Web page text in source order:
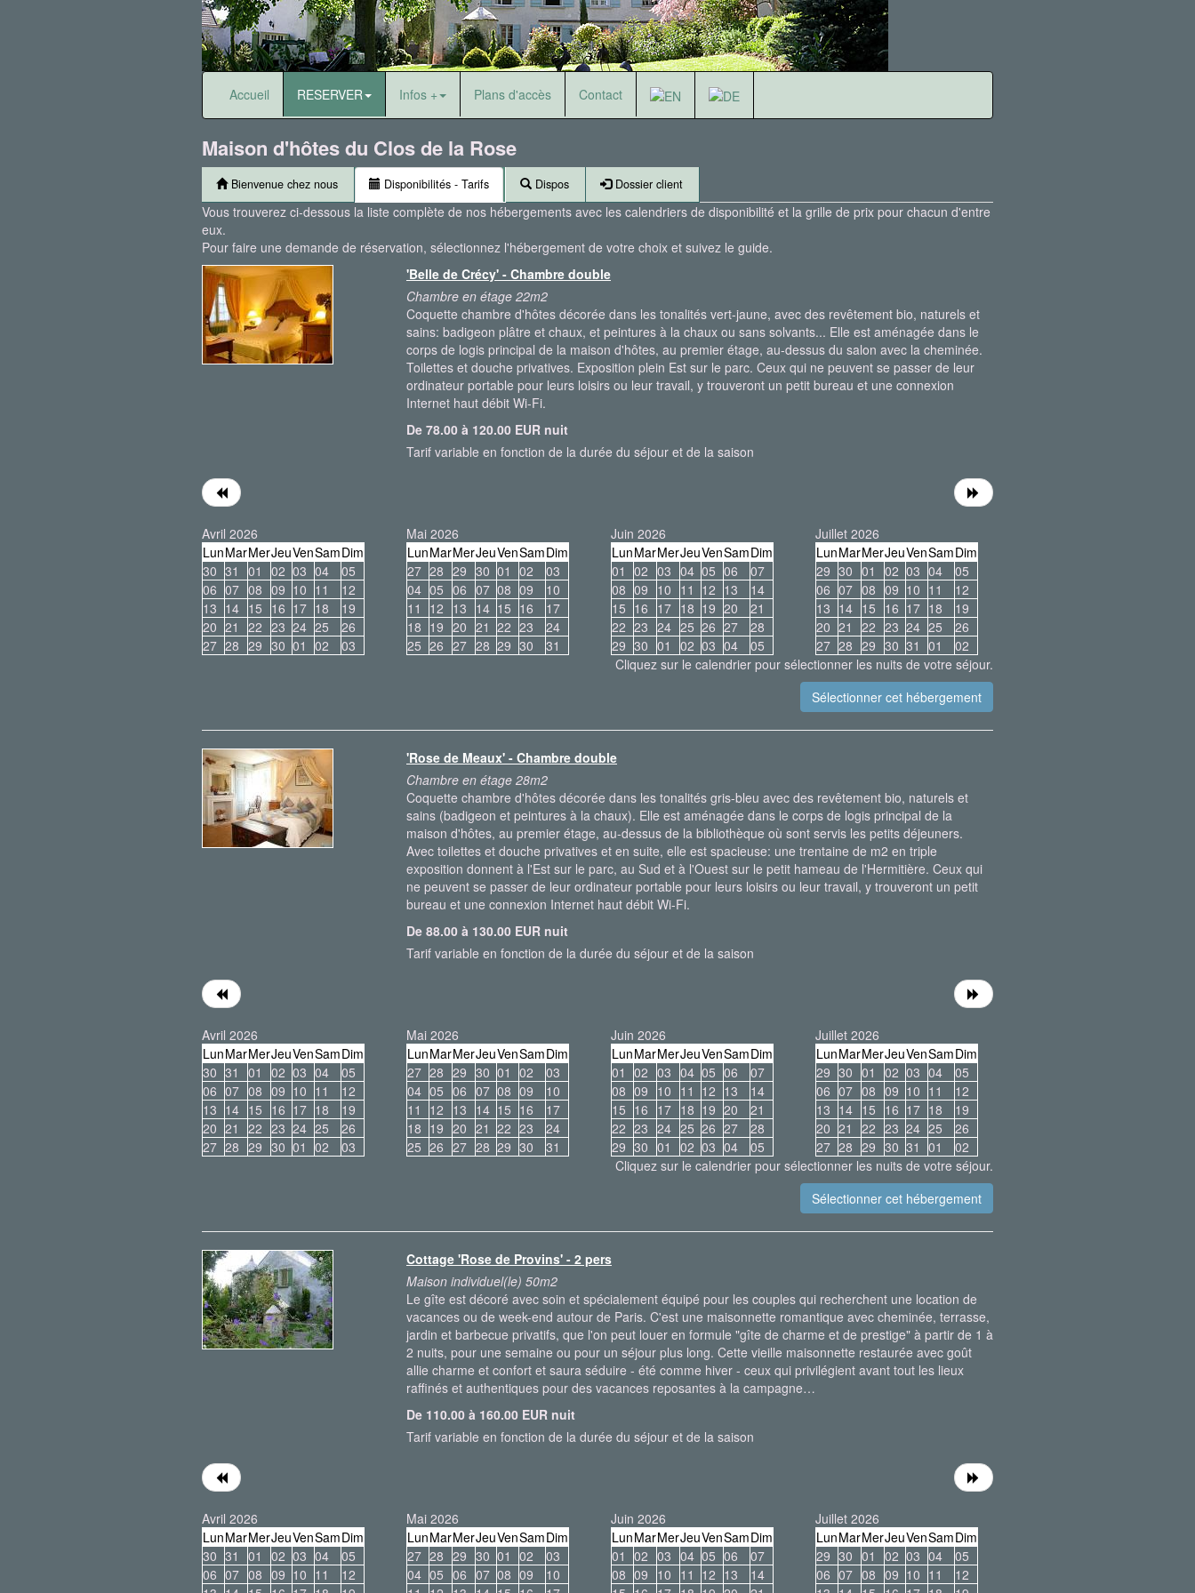
Accueil RESERVER Infos + Plans d'accès Contact
Maison d'hôtes du Clos de la Rose
Bienvenue chez nous Disponibilités - Tarifs Dispos Dossier client
Vous trouverez ci-dessous la liste complète de nos hébergements avec les calendriers de disponibilité et la grille de prix pour chacun d'entre
eux.
Pour faire une demande de réservation, sélectionnez l'hébergement de votre choix et suivez le guide.
'Belle de Crécy' - Chambre double
Chambre en étage 22m2
Coquette chambre d'hôtes décorée dans les tonalités vert-jaune, avec des revêtement bio, naturels et
sains: badigeon plâtre et chaux, et peintures à la chaux ou sans solvants... Elle est aménagée dans le
corps de logis principal de la maison d'hôtes, au premier étage, au-dessus du salon avec la cheminée.
Toilettes et douche privatives. Exposition plein Est sur le parc. Ceux qui ne peuvent se passer de leur
ordinateur portable pour leurs loisirs ou leur travail, y trouveront un petit bureau et une connexion
Internet haut débit Wi-Fi.
De 78.00 à 120.00 EUR nuit
Tarif variable en fonction de la durée du séjour et de la saison
Avril 2026
LunMarMerJeuVenSamDim
30 31 01 02 03 04
05
06 07 08 09 10 11
12
13 14 15 16 17 18
19
20 21 22 23 24 25
26
27 28 29 30 01 02 03
Mai 2026
LunMarMerJeuVenSamDim
27 28 29 30 01 02
03
04 05 06 07 08 09
10
11
12 13 14 15 16
17
18 19 20 21 22 23
24
25 26 27 28 29 30 31
Juin 2026
LunMarMerJeuVenSamDim
01 02 03 04 05 06
07
08 09 10 11 12 13
14
15 16 17 18 19 20
21
22 23 24 25 26 27
28
29 30 01 02 03 04 05
Juillet 2026
LunMarMerJeuVenSamDim
29 30 01 02 03 04
05
06 07 08 09 10 11
12
13 14 15 16 17 18
19
20 21 22 23 24 25
26
27 28 29 30 31 01
02
Cliquez sur le calendrier pour sélectionner les nuits de votre séjour.
'Rose de Meaux' - Chambre double
Chambre en étage 28m2
Coquette chambre d'hôtes décorée dans les tonalités gris-bleu avec des revêtement bio, naturels et
sains (badigeon et peintures à la chaux). Elle est aménagée dans le corps de logis principal de la
maison d'hôtes, au premier étage, au-dessus de la bibliothèque où sont servis les petits déjeuners.
Avec toilettes et douche privatives et en suite, elle est spacieuse: une trentaine de m2 en triple
exposition donnent à l'Est sur le parc, au Sud et à l'Ouest sur le petit hameau de l'Hermitière. Ceux qui
ne peuvent se passer de leur ordinateur portable pour leurs loisirs ou leur travail, y trouveront un petit
bureau et une connexion Internet haut débit Wi-Fi.
De 88.00 à 130.00 EUR nuit
Tarif variable en fonction de la durée du séjour et de la saison
Avril 2026
LunMarMerJeuVenSamDim
30 31 01 02 03 04
05
06 07 08 09 10 11
12
13 14 15 16 17 18
19
20 21 22 23 24 25
26
27 28 29 30 01 02 03
Mai 2026
LunMarMerJeuVenSamDim
27 28 29 30 01 02
03
04 05 06 07 08 09
10
11
12 13 14 15 16
17
18 19 20 21 22 23
24
25 26 27 28 29 30 31
Juin 2026
LunMarMerJeuVenSamDim
01 02 03 04 05 06
07
08 09 10 11 12 13
14
15 16 17 18 19 20
21
22 23 24 25 26 27
28
29 30 01 02 03 04 05
Juillet 2026
LunMarMerJeuVenSamDim
29 30 01 02 03 04
05
06 07 08 09 10 11
12
13 14 15 16 17 18
19
20 21 22 23 24 25
26
27 28 29 30 31 01
02
Cliquez sur le calendrier pour sélectionner les nuits de votre séjour.
Cottage 'Rose de Provins' - 2 pers
Maison individuel(le) 50m2
Le gîte est décoré avec soin et spécialement équipé pour les couples qui recherchent une location de
vacances ou de week-end autour de Paris. C'est une maisonnette romantique avec cheminée, terrasse,
jardin et barbecue privatifs, que l'on peut louer en formule "gîte de charme et de prestige" à partir de 1 à
2 nuits, pour une semaine ou pour un séjour plus long. Cette vieille maisonnette restaurée avec goût
allie charme et confort et saura séduire - été comme hiver - ceux qui privilégient avant tout les lieux
raffinés et authentiques pour des vacances reposantes à la campagne…
De 110.00 à 160.00 EUR nuit
Tarif variable en fonction de la durée du séjour et de la saison
Avril 2026
LunMarMerJeuVenSamDim
30 31 01 02 03 04
05
06 07 08 09 10 11
12
Mai 2026
LunMarMerJeuVenSamDim
27 28 29 30 01 02
03
04 05 06 07 08 09
10
Juin 2026
LunMarMerJeuVenSamDim
01 02 03 04 05 06
07
08 09 10 11 12 13
14
Juillet 2026
LunMarMerJeuVenSamDim
29 30 01 02 03 04
05
06 07 08 09 10 11
12